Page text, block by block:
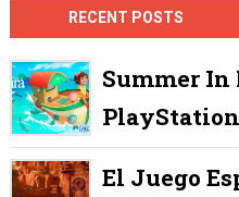
RECENT POSTS
Summer In
El Juego